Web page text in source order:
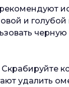
и голубой
черную
Скрабируйте
удалить